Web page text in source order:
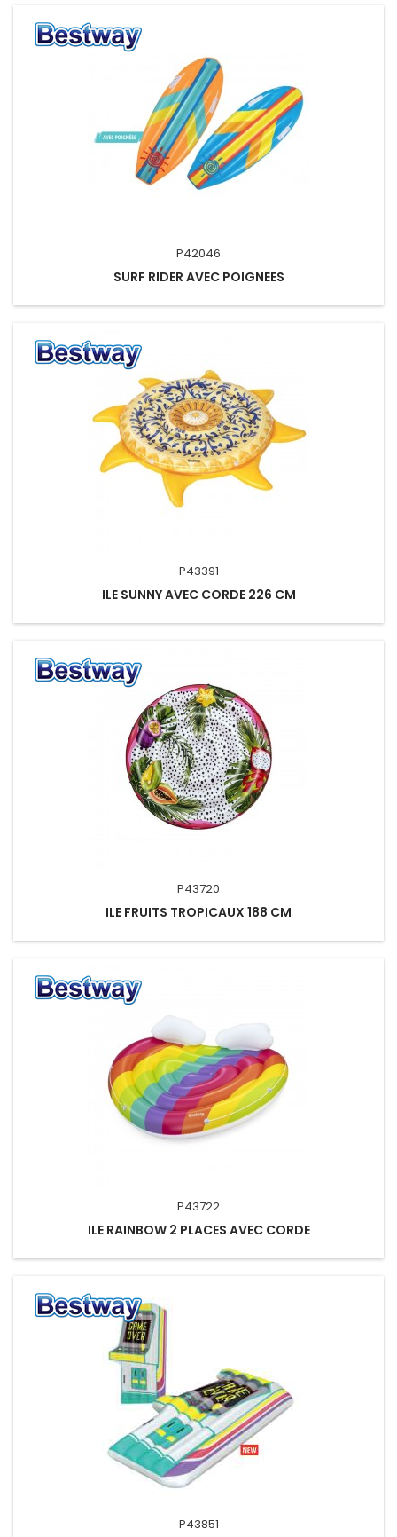
P42046
SURF RIDER AVEC POIGNEES
P43391
ILE SUNNY AVEC CORDE 226 CM
P43720
ILE FRUITS TROPICAUX 188 CM
P43722
ILE RAINBOW 2 PLACES AVEC CORDE
P43851